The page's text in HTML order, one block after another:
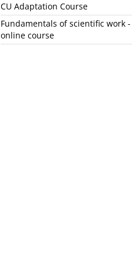
CU Adaptation Course
Fundamentals of scientific work -
online course